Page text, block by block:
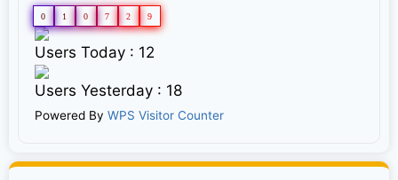
0 1 0 7 2 9
Users Today : 12
Users Yesterday : 18
Powered ByWPS Visitor Counter